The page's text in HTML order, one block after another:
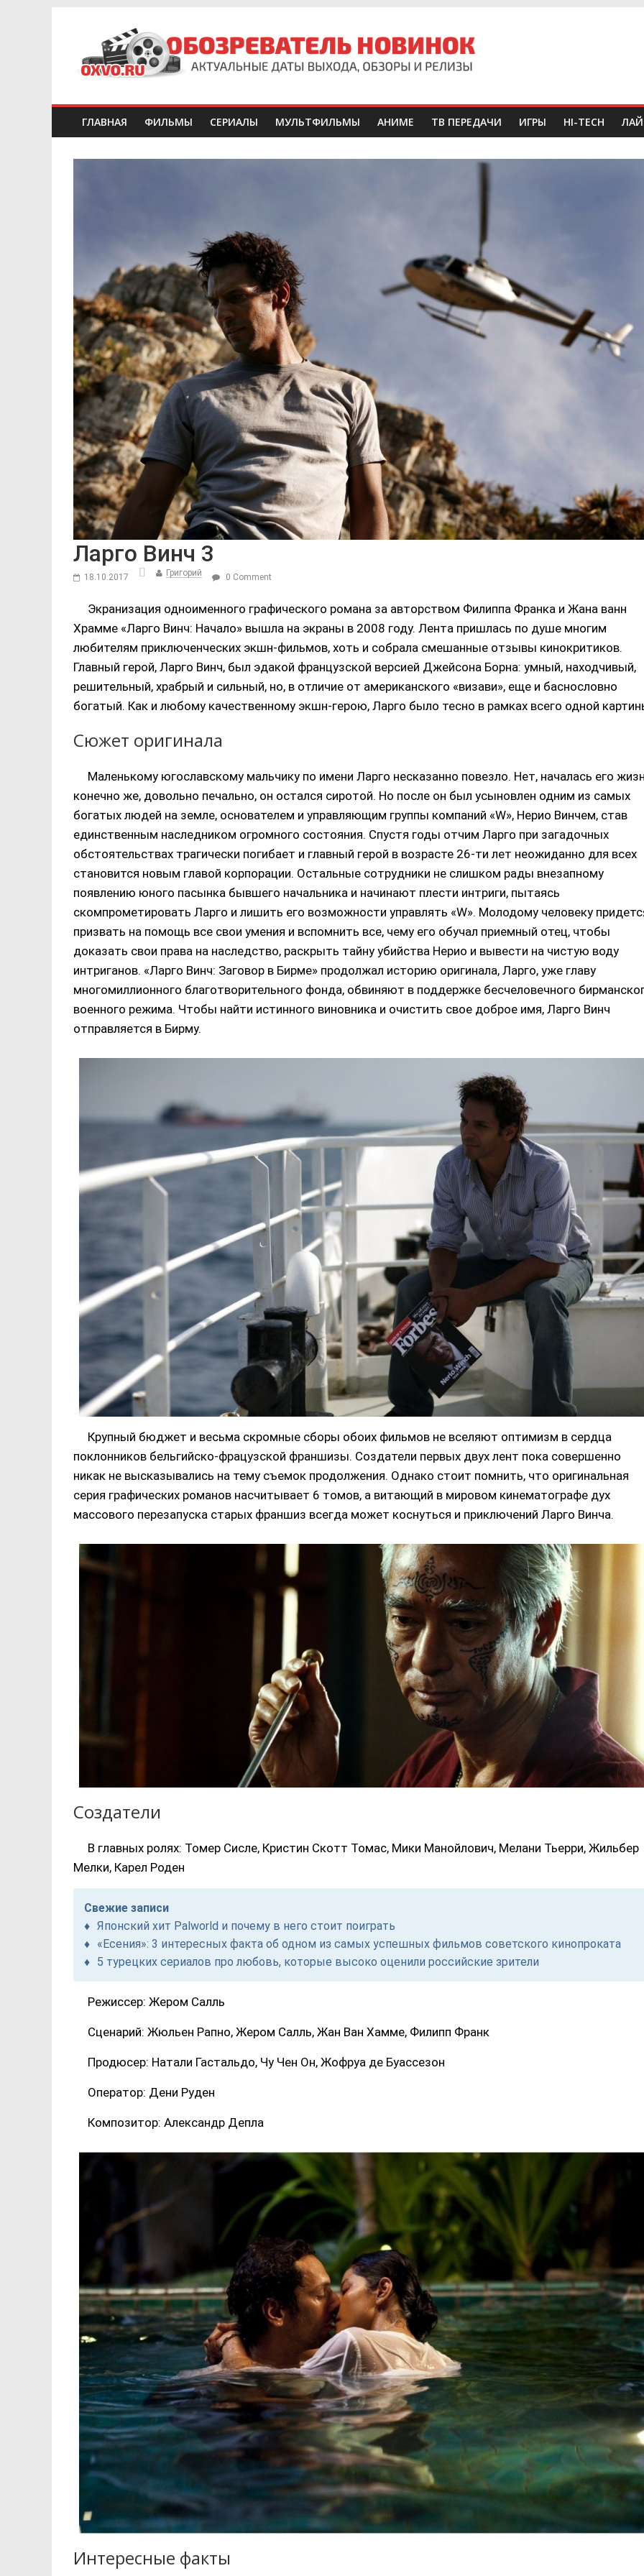
ГЛАВНАЯ ФИЛЬМЫ СЕРИАЛЫ МУЛЬТФИЛЬМЫ АНИМЕ ТВ ПЕРЕДАЧИ ИГРЫ HI-TECH
Ларго Винч 3
18.10.2017 Григорий 0 Comment
Экранизация одноименного графического романа за авторством Филиппа Франка и Жана ванн
Храмме «Ларго Винч: Начало» вышла на экраны в 2008 году. Лента пришлась по душе многим
любителям приключенческих экшн-фильмов, хоть и собрала смешанные отзывы кинокритиков.
Главный герой, Ларго Винч, был эдакой французской версией Джейсона Борна: умный, находчивый,
решительный, храбрый и сильный, но, в отличие от американского «визави», еще и баснословно
богатый. Как и любому качественному экшн-герою, Ларго было тесно в рамках всего одной
Сюжет оригинала
Маленькому югославскому мальчику по имени Ларго несказанно повезло. Нет, началась его
конечно же, довольно печально, он остался сиротой. Но после он был усыновлен одним из самых
богатых людей на земле, основателем и управляющим группы компаний «W», Нерио Винчем, став
единственным наследником огромного состояния. Спустя годы отчим Ларго при загадочных
обстоятельствах трагически погибает и главный герой в возрасте 26-ти лет неожиданно для всех
становится новым главой корпорации. Остальные сотрудники не слишком рады внезапному
появлению юного пасынка бывшего начальника и начинают плести интриги, пытаясь
скомпрометировать Ларго и лишить его возможности управлять «W». Молодому человеку
призвать на помощь все свои умения и вспомнить все, чему его обучал приемный отец, чтобы
доказать свои права на наследство, раскрыть тайну убийства Нерио и вывести на чистую воду
интриганов. «Ларго Винч: Заговор в Бирме» продолжал историю оригинала, Ларго, уже главу
многомиллионного благотворительного фонда, обвиняют в поддержке бесчеловечного
военного режима. Чтобы найти истинного виновника и очистить свое доброе имя, Ларго Винч
отправляется в Бирму.
Крупный бюджет и весьма скромные сборы обоих фильмов не вселяют оптимизм в сердца
поклонников бельгийско-фрацузской франшизы. Создатели первых двух лент пока совершенно
никак не высказывались на тему съемок продолжения. Однако стоит помнить, что оригинальная
серия графических романов насчитывает 6 томов, а витающий в мировом кинематографе дух
массового перезапуска старых франшиз всегда может коснуться и приключений Ларго Винча.
Создатели
В главных ролях: Томер Сисле, Кристин Скотт Томас, Мики Манойлович, Мелани Тьерри, Жильбер
Мелки, Карел Роден
Свежие записи
Японский хит Palworld и почему в него стоит поиграть
«Есения»: 3 интересных факта об одном из самых успешных фильмов советского кинопроката
5 турецких сериалов про любовь, которые высоко оценили российские зрители
Режиссер: Жером Салль
Сценарий: Жюльен Рапно, Жером Салль, Жан Ван Хамме, Филипп Франк
Продюсер: Натали Гастальдо, Чу Чен Он, Жофруа де Буассезон
Оператор: Дени Руден
Композитор: Александр Депла
Интересные факты